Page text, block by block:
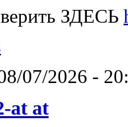
ЗДЕСЬ
07/2026 -
at at